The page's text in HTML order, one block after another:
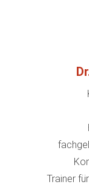
Trainer